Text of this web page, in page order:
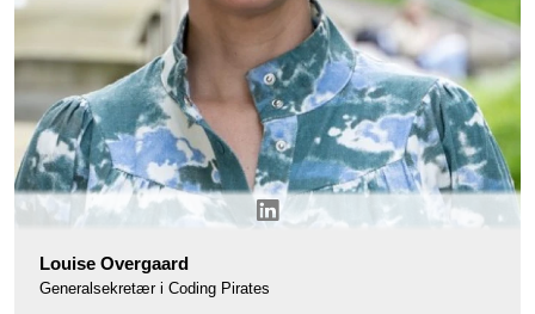
Louise Overgaard
Generalsekretær i Coding Pirates